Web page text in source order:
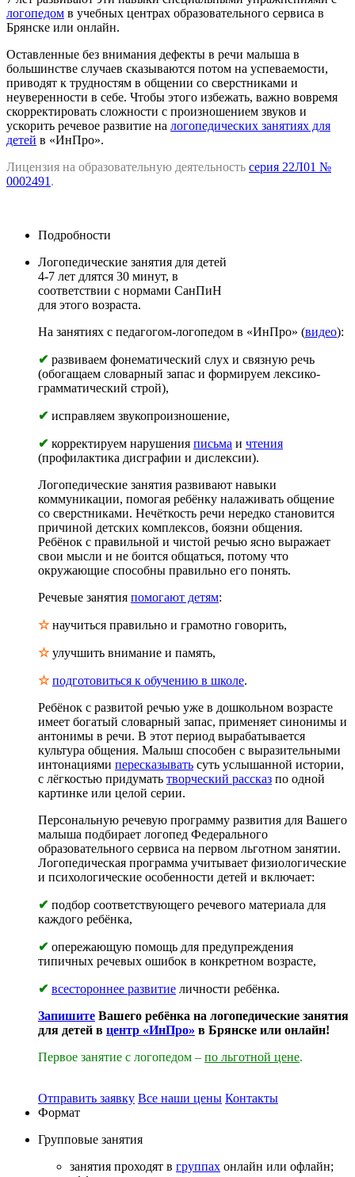
логопедом в учебных центрах образовательного сервиса в
Брянске или онлайн.
Оставленные без внимания дефекты в речи малыша в
большинстве случаев сказываются потом на успеваемости,
приводят к трудностям в общении со сверстниками и
неуверенности в себе. Чтобы этого избежать, важно вовремя
скорректировать сложности с произношением звуков и
ускорить речевое развитие на логопедических занятиях для
детей в «ИнПро».
Лицензия на образовательную деятельность серия 22Л01 №
0002491 .
Подробности
Логопедические занятия для детей
4-7 лет длятся 30 минут, в
соответствии с нормами СанПиН
для этого возраста.
На занятиях с педагогом-логопедом в «ИнПро» (видео):
✔ развиваем фонематический слух и связную речь
(обогащаем словарный запас и формируем лексико-
грамматический строй),
✔ исправляем звукопроизношение,
✔ корректируем нарушения письма и чтения
(профилактика дисграфии и дислексии).
Логопедические занятия развивают навыки
коммуникации, помогая ребёнку налаживать общение
со сверстниками. Нечёткость речи нередко становится
причиной детских комплексов, боязни общения.
Ребёнок с правильной и чистой речью ясно выражает
свои мысли и не боится общаться, потому что
окружающие способны правильно его понять.
Речевые занятия помогают детям:
☆научиться правильно и грамотно говорить,
☆улучшить внимание и память,
☆подготовиться к обучению в школе.
Ребёнок с развитой речью уже в дошкольном возрасте
имеет богатый словарный запас, применяет синонимы и
антонимы в речи. В этот период вырабатывается
культура общения. Малыш способен с выразительными
интонациями пересказывать суть услышанной истории,
с лёгкостью придумать творческий рассказ по одной
картинке или целой серии.
Персональную речевую программу развития для Вашего
малыша подбирает логопед Федерального
образовательного сервиса на первом льготном занятии.
Логопедическая программа учитывает физиологические
и психологические особенности детей и включает:
✔ подбор соответствующего речевого материала для
каждого ребёнка,
✔ опережающую помощь для предупреждения
типичных речевых ошибок в конкретном возрасте,
✔ всестороннее развитие личности ребёнка.
Запишите Вашего ребёнка на логопедические занятия
для детей в центр «ИнПро» в Брянске или онлайн!
Первое занятие с логопедом – по льготной цене.
Отправить заявку Все наши цены Контакты
Формат
Групповые занятия
занятия проходят в группах онлайн или офлайн;